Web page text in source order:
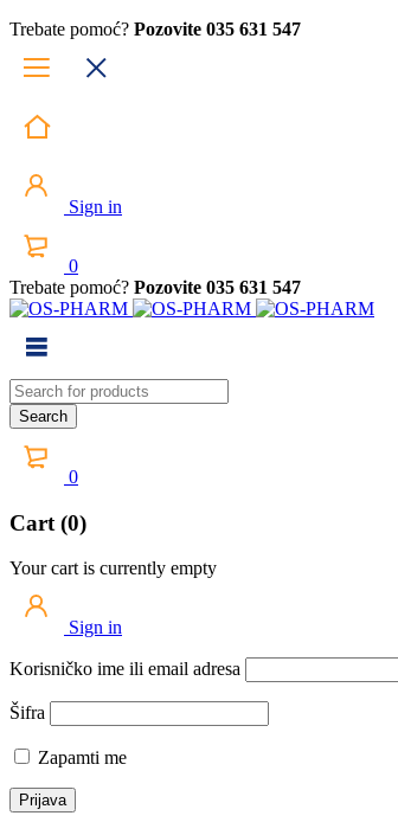
Trebate pomoć? Pozovite 035 631 547
Sign in
0
Trebate pomoć? Pozovite 035 631 547
0
Cart (0)
Your cart is currently empty
Sign in
Korisničko ime ili email adresa
Šifra
Zapamti me